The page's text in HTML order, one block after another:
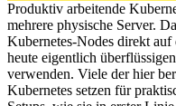
Produktiv arbeitende
mehrere physische Server.
Kubernetes-Nodes direkt
heute eigentlich
verwenden. Viele der hier
Kubernetes setzen für